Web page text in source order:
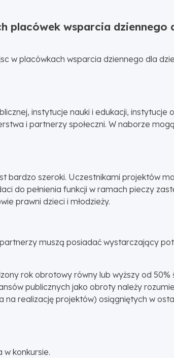
placówek wsparcia dziennego
w placówkach wsparcia dziennego dla
instytucje nauki i edukacji, instytucje
i partnerzy społeczni. W naborze
szeroki. Uczestnikami projektów
do pełnienia funkcji w ramach pieczy
prawni dzieci i młodzieży.
muszą posiadać wystarczający
rok obrotowy równy lub wyższy od
publicznych jako obroty należy
realizację projektów) osiągniętych w
w konkursie.